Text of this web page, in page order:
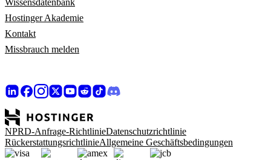
Wissensdatenbank
Hostinger Akademie
Kontakt
Missbrauch melden
NPRD-Anfrage-RichtlinieDatenschutzrichtlinie
RückerstattungsrichtlinieAllgemeine Geschäftsbedingungen